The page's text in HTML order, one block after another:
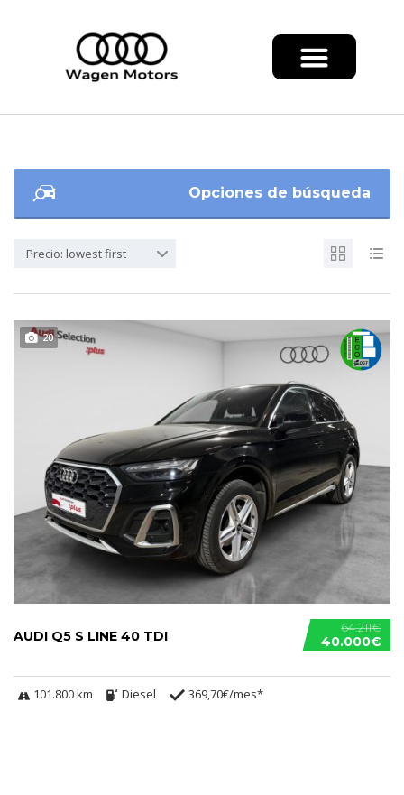
Opciones de búsqueda
Precio: lowest first
20
64.211€
40.000€
AUDI Q5 S LINE 40 TDI
101.800 km Diesel 369,70€/mes*